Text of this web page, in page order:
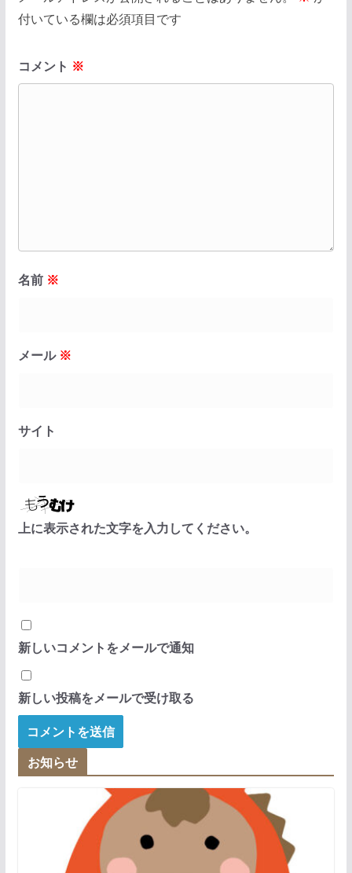
付いている欄は必須項目です
コメント ※
名前 ※
メール ※
サイト
上に表示された文字を入力してください。
新しいコメントをメールで通知
新しい投稿をメールで受け取る
お知らせ